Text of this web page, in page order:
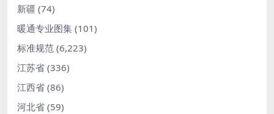
新疆 (74)
暖通专业图集 (101)
标准规范 (6,223)
江苏省 (336)
江西省 (86)
河北省 (59)